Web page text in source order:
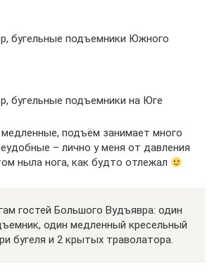
бугельные подъемники Южного
бугельные подъемники на Юге
подъём занимает много
– лично у меня от давления
ныла нога, как будто отлежал
гостей Большого Вудъявра: один
один медленный кресельный
бугеля и 2 крытых траволатора.